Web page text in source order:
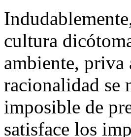
cultura
ambiente, priva
racionalidad se
imposible de
satisface los